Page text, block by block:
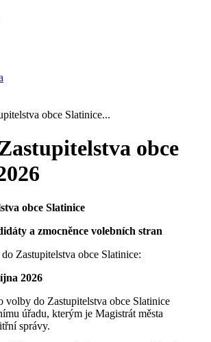
obce Slatinice...
obce
obce Slatinice
a zmocněnce volebních stran
Zastupitelstva obce Slatinice:
2026
volby do Zastupitelstva obce Slatinice
úřadu, kterým je Magistrát města
správy.